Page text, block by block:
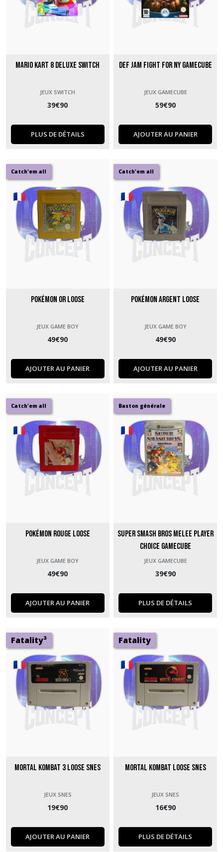
Mario Kart 8 Deluxe Switch
JEUX SWITCH
39€90
PLUS DE DÉTAILS
Def Jam Fight for NY GameCube
JEUX GAMECUBE
59€90
AJOUTER AU PANIER
Catch'em all
Pokémon Or Loose
JEUX GAME BOY
49€90
AJOUTER AU PANIER
Catch'em all
Pokémon Argent Loose
JEUX GAME BOY
49€90
AJOUTER AU PANIER
Catch'em all
Pokémon Rouge Loose
JEUX GAME BOY
49€90
AJOUTER AU PANIER
Baston générale
Super Smash Bros Melee Player
Choice GameCube
JEUX GAMECUBE
39€90
PLUS DE DÉTAILS
Fatality³
Mortal Kombat 3 loose SNES
JEUX SNES
19€90
AJOUTER AU PANIER
Fatality
Mortal Kombat loose SNES
JEUX SNES
16€90
PLUS DE DÉTAILS